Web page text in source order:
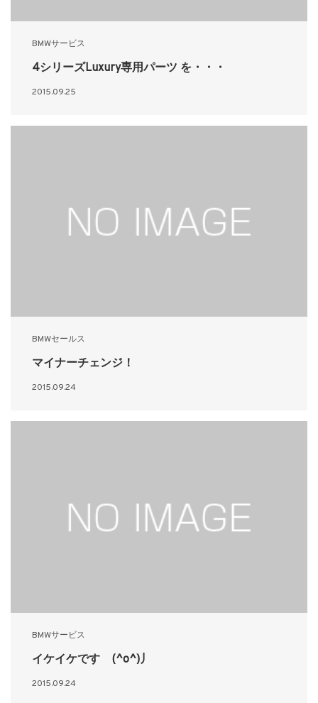
BMWサービス
4シリーズLuxury専用パーツ を・・・
2015.09.25
BMWセールス
マイナーチェンジ！
2015.09.24
BMWサービス
イケイケです (^o^)丿
2015.09.24